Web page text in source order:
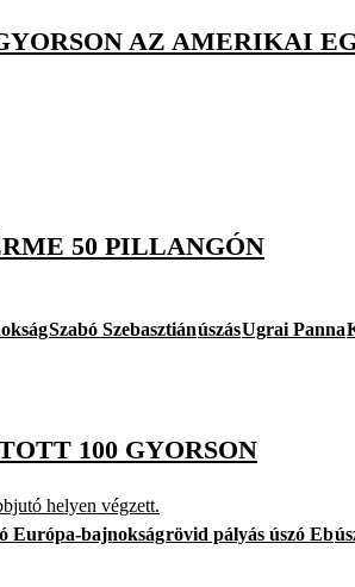
AZ AMERIKAI
50 PILLANGÓN
Szabó SzebasztiánúszásUgrai Panna
100 GYORSON
helyen végzett.
Európa-bajnokságrövid pályás úszó Eb